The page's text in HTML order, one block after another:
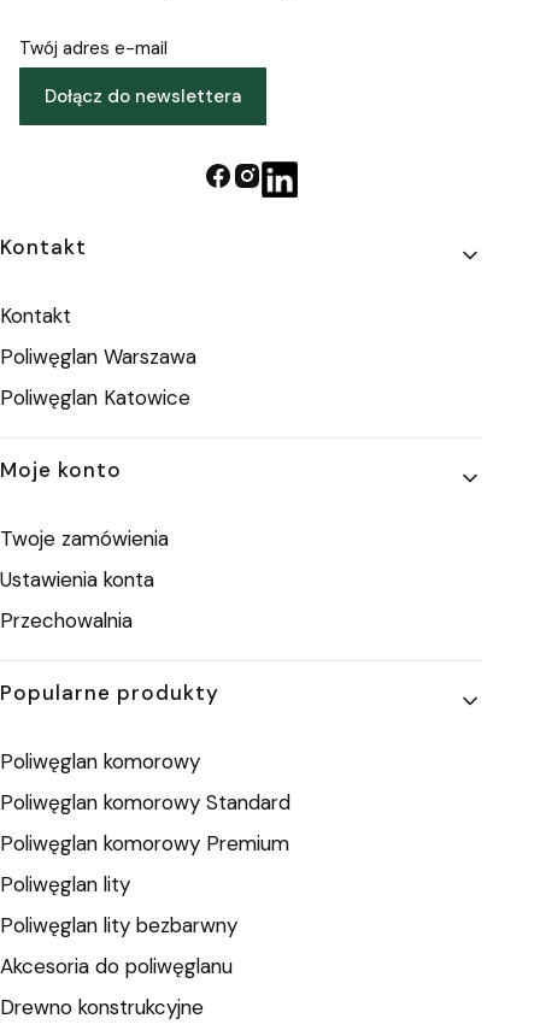
Twój adres e-mail
Dołącz do newslettera
Linki w stopce
Kontakt
Kontakt
Poliwęglan Warszawa
Poliwęglan Katowice
Moje konto
Twoje zamówienia
Ustawienia konta
Przechowalnia
Popularne produkty
Poliwęglan komorowy
Poliwęglan komorowy Standard
Poliwęglan komorowy Premium
Poliwęglan lity
Poliwęglan lity bezbarwny
Akcesoria do poliwęglanu
Drewno konstrukcyjne